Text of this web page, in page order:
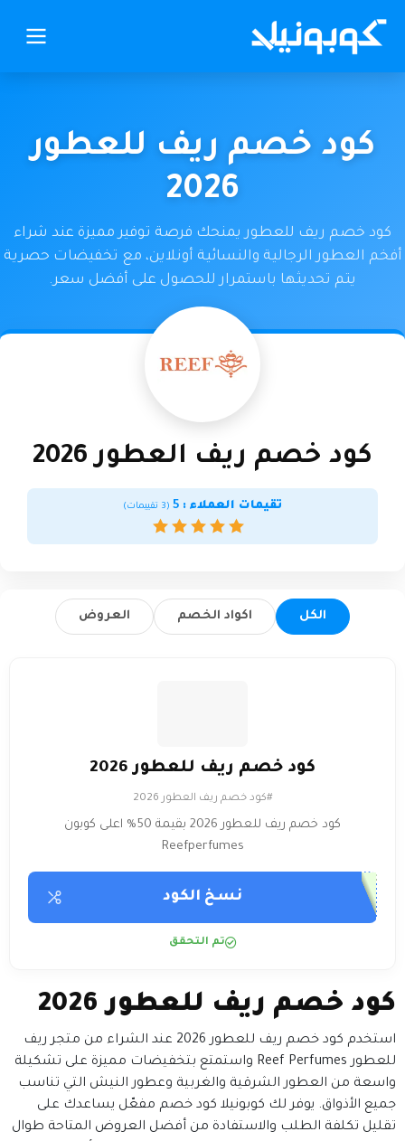
كود خصم ريف للعطور
2026
كود خصم ريف للعطور يمنحك فرصة توفير مميزة عند شراء
أفخم العطور الرجالية والنسائية أونلاين، مع تخفيضات حصرية
يتم تحديثها باستمرار للحصول على أفضل سعر.
كود خصم ريف العطور 2026
تقيمات العملاء : 5
(
3 تقييمات)
الكل اكواد الخصم العروض
كود خصم ريف للعطور 2026
#كود خصم ريف العطور 2026
كود خصم ريف للعطور 2026 بقيمة 50% اعلى كوبون
Reefperfumes
نسخ الكود
تم التحقق
كود خصم ريف للعطور 2026
استخدم كود خصم ريف للعطور 2026 عند الشراء من متجر ريف
للعطور Reef Perfumes واستمتع بتخفيضات مميزة على تشكيلة
واسعة من العطور الشرقية والغربية وعطور النيش التي تناسب
جميع الأذواق. يوفر لك كوبونيلا كود خصم مفعّل يساعدك على
تقليل تكلفة الطلب والاستفادة من أفضل العروض المتاحة طوال